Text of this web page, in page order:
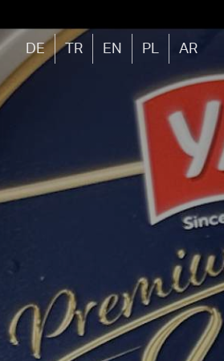
DE TR EN PL AR